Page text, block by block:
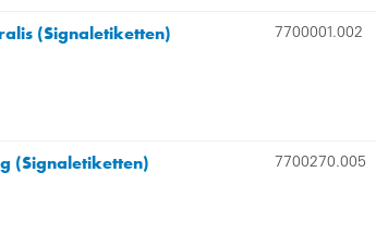
(Signaletiketten) 7700001.002
(Signaletiketten) 7700270.005